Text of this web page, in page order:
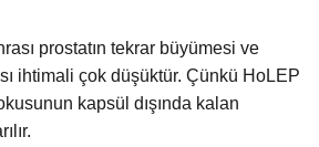
prostatın tekrar büyümesi ve
ihtimali çok düşüktür. Çünkü HoLEP
kapsül dışında kalan